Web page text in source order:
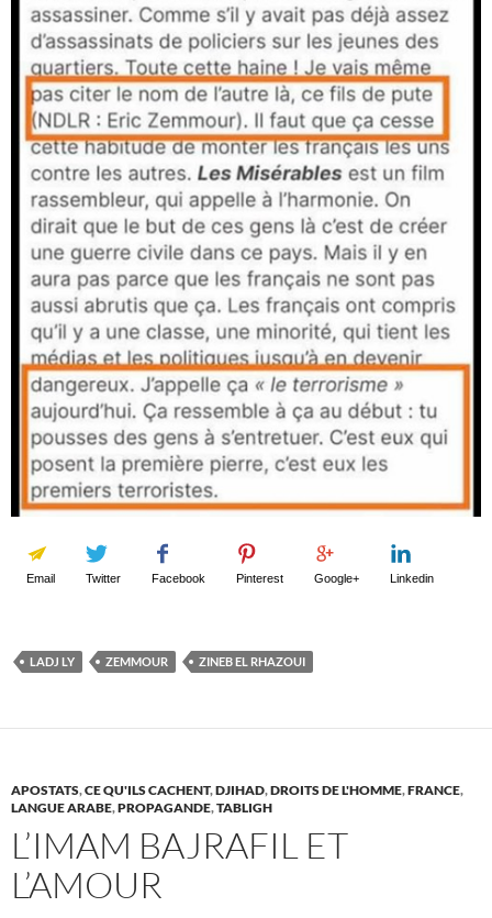
Email Twitter Facebook Pinterest Google+ Linkedin
LADJ LY ZEMMOUR ZINEB EL RHAZOUI
APOSTATS,CE QU'ILS CACHENT,DJIHAD,DROITS DE L'HOMME,FRANCE,
LANGUE ARABE,PROPAGANDE,TABLIGH
L’IMAM BAJRAFIL ET
L’AMOUR